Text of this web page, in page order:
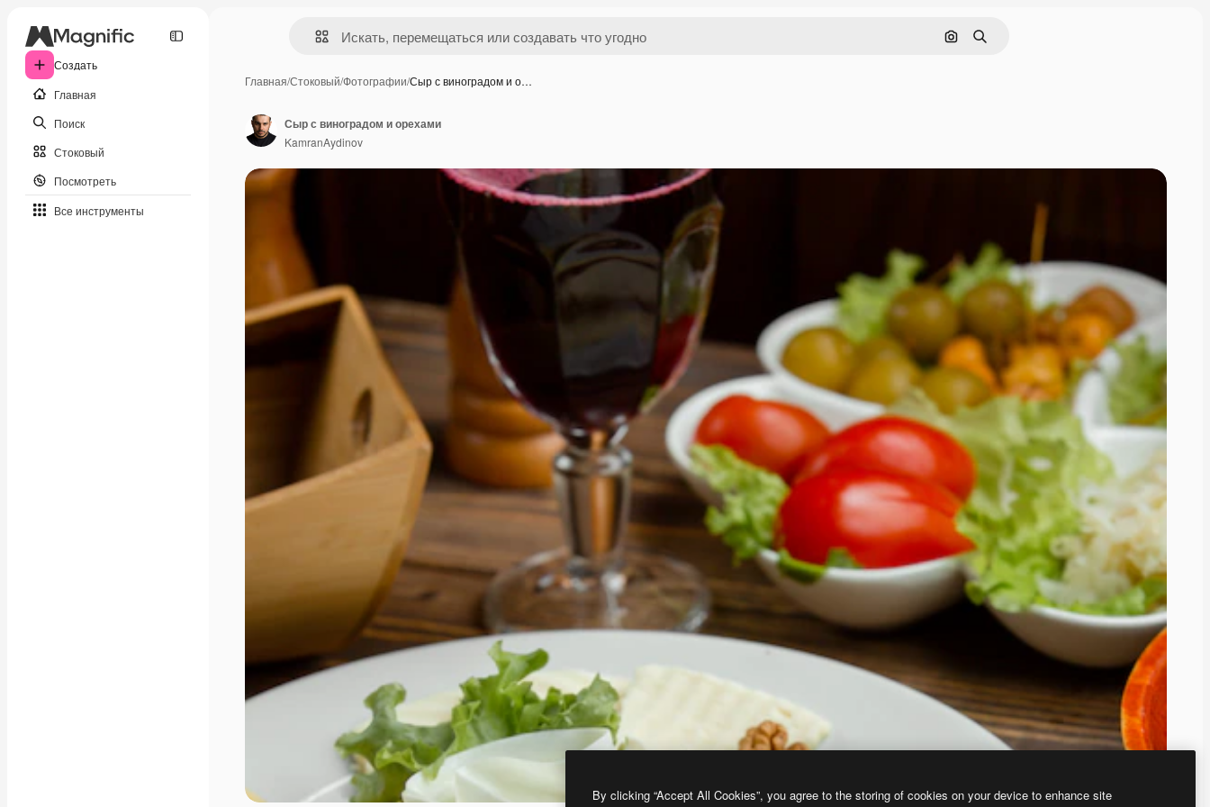
Создать
Главная
Поиск
Стоковый
Посмотреть
Все инструменты
Поиск по изображению
Поиск
Главная/Стоковый/Фотографии/Сыр с виноградом и о…
Сыр с виноградом и орехами
KamranAydinov
By clicking “Accept All Cookies”, you agree to the storing of cookies on your device to enhance site